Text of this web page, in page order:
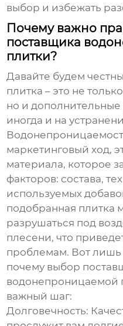
выбор и избежать
Почему важно
поставщика
плитки?
Давайте будем
плитка – это не
но и дополнительные
иногда и на
маркетинговый ход,
материала, которое
факторов: состава,
используемых
подобранная плитка
разрушаться под
плесени, что
проблемам. Вот лишь
почему выбор
водонепроницаемой
важный шаг:
Долговечность: